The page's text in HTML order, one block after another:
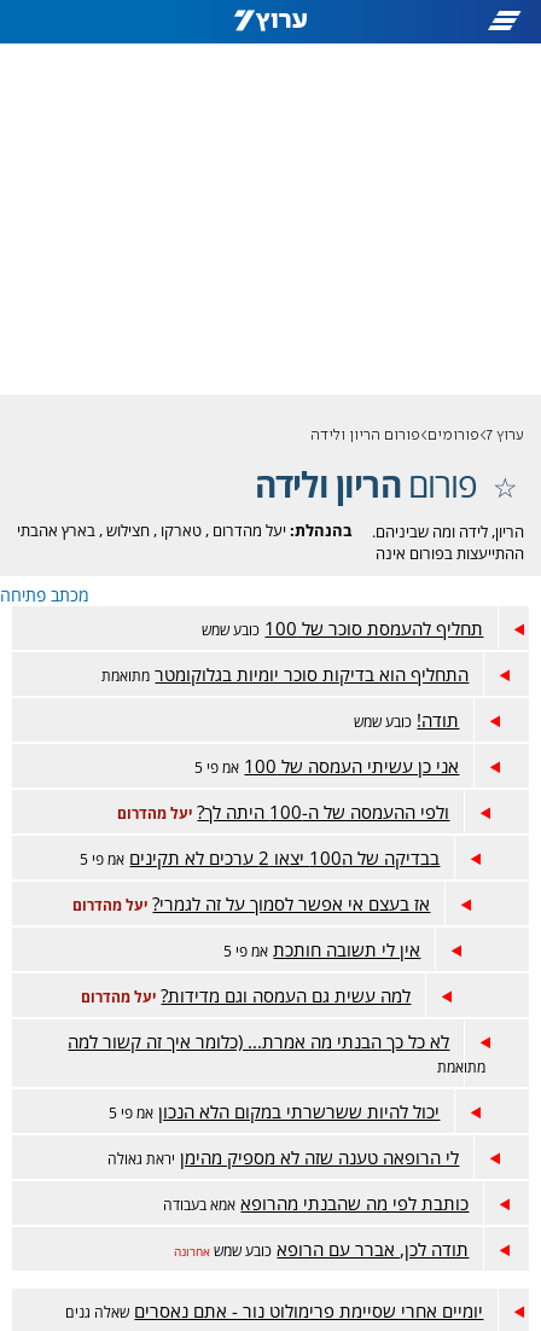
ערוץ 7 פורומים פורום הריון ולידה
פורוםהריון ולידה
בהנהלת: יעל מהדרום ,טארקו ,חצילוש,בארץ אהבתי
הריון, לידה ומה שביניהם.
ההתייעצות בפורום אינה
הפורום דתי, נא לכבד את
רגשות הגולשות בסגנון
לפורום אמהות הפתוח-
מכתב פתיחה
תחליף להעמסת סוכר של 100 כובע שמש
התחליף הוא בדיקות סוכר יומיות בגלוקומטר מתואמת
תודה! כובע שמש
אני כן עשיתי העמסה של 100 אמ פי 5
ולפי ההעמסה של ה-100 היתה לך? יעל מהדרום
בבדיקה של ה100 יצאו 2 ערכים לא תקינים אמ פי 5
אז בעצם אי אפשר לסמוך על זה לגמרי? יעל מהדרום
אין לי תשובה חותכת אמ פי 5
למה עשית גם העמסה וגם מדידות? יעל מהדרום
לא כל כך הבנתי מה אמרת... (כלומר איך זה קשור למה
מתואמת
יכול להיות ששרשרתי במקום הלא הנכון אמ פי 5
לי הרופאה טענה שזה לא מספיק מהימן יראת גאולה
כותבת לפי מה שהבנתי מהרופא אמא בעבודה
תודה לכן, אברר עם הרופא כובע שמש אחרונה
יומיים אחרי שסיימת פרימולוט נור - אתם נאסרים שאלה גנים